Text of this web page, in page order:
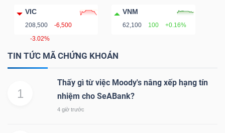
VIC
208,500
-6,500
-3.02%
VNM
62,100 100 +0.16%
TIN TỨC MÃ CHỨNG KHOÁN
1
Thấy gì từ việc Moody's nâng xếp hạng tín
nhiệm cho SeABank?
4 giờ trước
Thuật
ngữ
vụ